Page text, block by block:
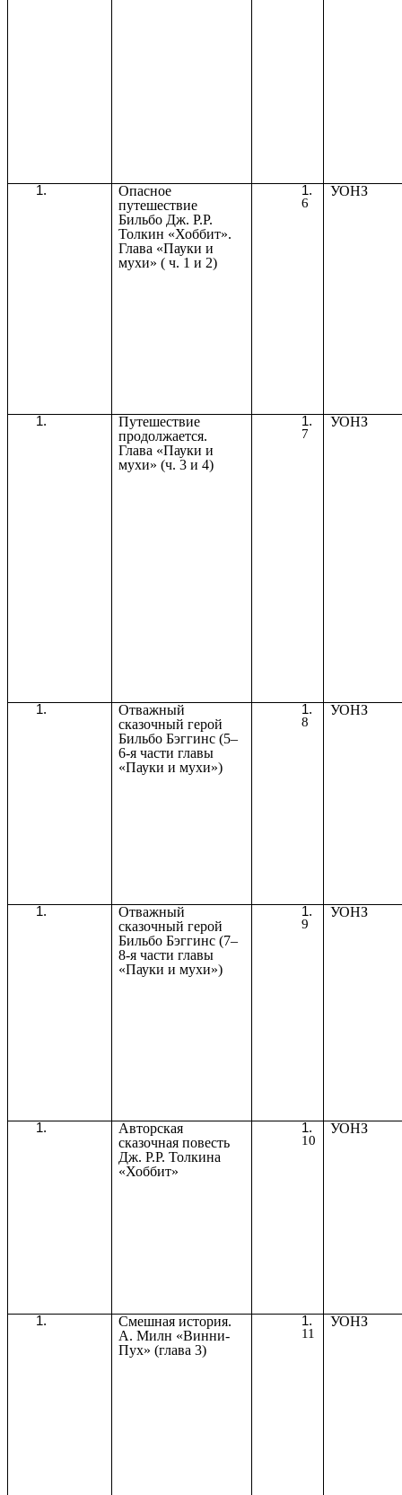
Опасное
путешествие
Бильбо Дж. Р.Р.
Толкин «Хоббит».
Глава «Пауки и
мухи» ( ч. 1 и 2)
6
УОНЗ
Путешествие
продолжается.
Глава «Пауки и
мухи» (ч. 3 и 4)
7
УОНЗ
Отважный
сказочный герой
Бильбо Бэггинс (5–
6-я части главы
«Пауки и мухи»)
8
УОНЗ
Отважный
сказочный герой
Бильбо Бэггинс (7–
8-я части главы
«Пауки и мухи»)
9
УОНЗ
Авторская
сказочная повесть
Дж. Р.Р. Толкина
«Хоббит»
10
УОНЗ
Смешная история.
А. Милн «Винни-
Пух» (глава 3)
11
УОНЗ